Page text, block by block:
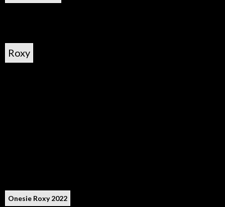
Roxy
Onesie Roxy 2022